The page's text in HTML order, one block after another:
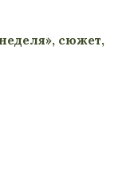
сюжет,